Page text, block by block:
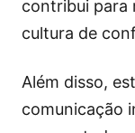
contribui para
cultura de
Além disso,
comunicação